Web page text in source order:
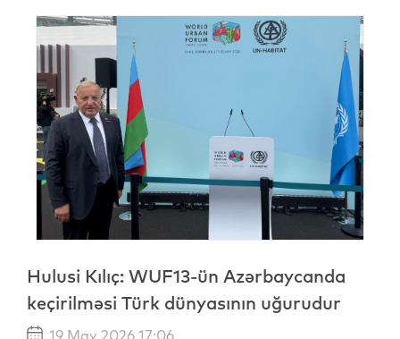
Hulusi Kılıç: WUF13-ün Azərbaycanda
keçirilməsi Türk dünyasının uğurudur
19 May 2026 17:06